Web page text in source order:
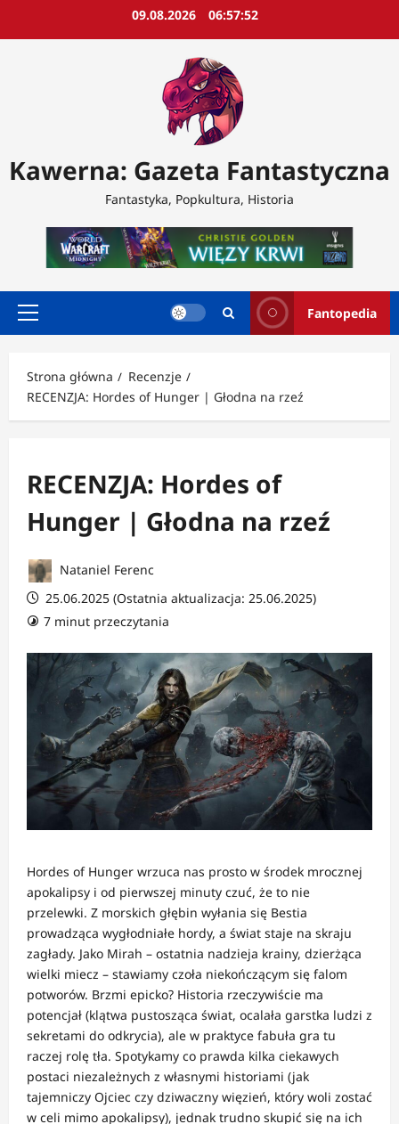
09.08.2026 06:57:54
Kawerna: Gazeta Fantastyczna
Fantastyka, Popkultura, Historia
Menu
Fantopedia
Strona główna
Recenzje
RECENZJA: Hordes of Hunger | Głodna na rzeź
RECENZJA: Hordes of
Hunger | Głodna na rzeź
Nataniel Ferenc
25.06.2025 (Ostatnia aktualizacja: 25.06.2025)
7 minut przeczytania
Hordes of Hunger wrzuca nas prosto w środek mrocznej
apokalipsy i od pierwszej minuty czuć, że to nie
przelewki. Z morskich głębin wyłania się Bestia
prowadząca wygłodniałe hordy, a świat staje na skraju
zagłady. Jako Mirah – ostatnia nadzieja krainy, dzierżąca
wielki miecz – stawiamy czoła niekończącym się falom
potworów. Brzmi epicko? Historia rzeczywiście ma
potencjał (klątwa pustosząca świat, ocalała garstka ludzi z
sekretami do odkrycia), ale w praktyce fabuła gra tu
raczej rolę tła. Spotykamy co prawda kilka ciekawych
postaci niezależnych z własnymi historiami (jak
tajemniczy Ojciec czy dziwaczny więzień, który woli zostać
w celi mimo apokalipsy), jednak trudno skupić się na ich